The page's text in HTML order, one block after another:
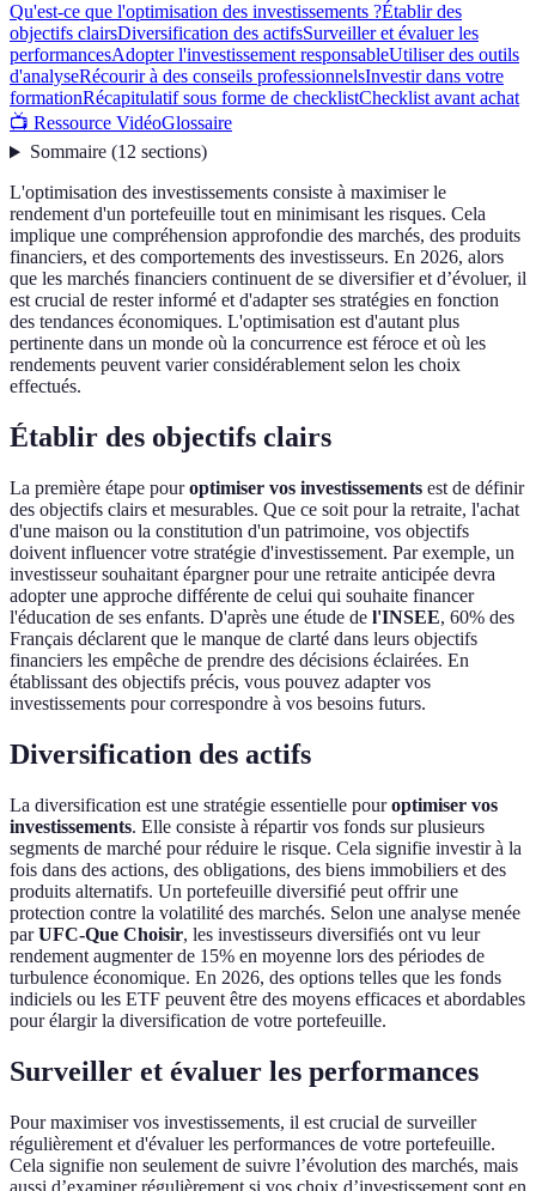
Qu'est-ce que l'optimisation des investissements ?Établir des
objectifs clairsDiversification des actifsSurveiller et évaluer les
performancesAdopter l'investissement responsableUtiliser des outils
d'analyseRécourir à des conseils professionnelsInvestir dans votre
formationRécapitulatif sous forme de checklistChecklist avant achat
📺 Ressource VidéoGlossaire
Sommaire(12 sections)
L'optimisation des investissements consiste à maximiser le
rendement d'un portefeuille tout en minimisant les risques. Cela
implique une compréhension approfondie des marchés, des produits
financiers, et des comportements des investisseurs. En 2026, alors
que les marchés financiers continuent de se diversifier et d’évoluer, il
est crucial de rester informé et d'adapter ses stratégies en fonction
des tendances économiques. L'optimisation est d'autant plus
pertinente dans un monde où la concurrence est féroce et où les
rendements peuvent varier considérablement selon les choix
effectués.
Établir des objectifs clairs
La première étape pouroptimiser vos investissements est de définir
des objectifs clairs et mesurables. Que ce soit pour la retraite, l'achat
d'une maison ou la constitution d'un patrimoine, vos objectifs
doivent influencer votre stratégie d'investissement. Par exemple, un
investisseur souhaitant épargner pour une retraite anticipée devra
adopter une approche différente de celui qui souhaite financer
l'éducation de ses enfants. D'après une étude de l'INSEE, 60% des
Français déclarent que le manque de clarté dans leurs objectifs
financiers les empêche de prendre des décisions éclairées. En
établissant des objectifs précis, vous pouvez adapter vos
investissements pour correspondre à vos besoins futurs.
Diversification des actifs
La diversification est une stratégie essentielle pouroptimiser vos
investissements. Elle consiste à répartir vos fonds sur plusieurs
segments de marché pour réduire le risque. Cela signifie investir à la
fois dans des actions, des obligations, des biens immobiliers et des
produits alternatifs. Un portefeuille diversifié peut offrir une
protection contre la volatilité des marchés. Selon une analyse menée
parUFC-Que Choisir, les investisseurs diversifiés ont vu leur
rendement augmenter de 15% en moyenne lors des périodes de
turbulence économique. En 2026, des options telles que les fonds
indiciels ou les ETF peuvent être des moyens efficaces et abordables
pour élargir la diversification de votre portefeuille.
Surveiller et évaluer les performances
Pour maximiser vos investissements, il est crucial de surveiller
régulièrement et d'évaluer les performances de votre portefeuille.
Cela signifie non seulement de suivre l’évolution des marchés, mais
aussi d’examiner régulièrement si vos choix d’investissement sont en